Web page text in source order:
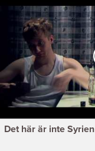
Det här är inte Syrien